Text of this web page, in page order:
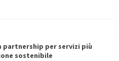
partnership per servizi più
sostenibile